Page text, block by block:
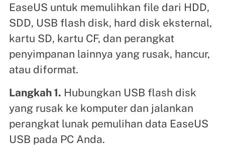
EaseUS untuk memulihkan file dari HDD,
SDD, USB flash disk, hard disk eksternal,
kartu SD, kartu CF, dan perangkat
penyimpanan lainnya yang rusak, hancur,
atau diformat.
Langkah 1. Hubungkan USB flash disk
yang rusak ke komputer dan jalankan
perangkat lunak pemulihan data EaseUS
USB pada PC Anda.